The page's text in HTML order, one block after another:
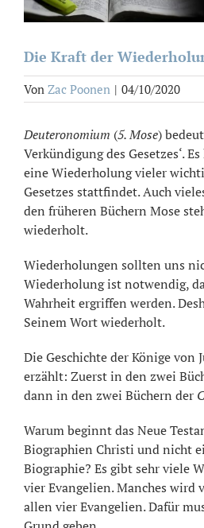
Die Kraft der
Von Zac Poonen | 04/10/2020
Deuteronomium (5. Mose)
Verkündigung des Gesetzes‘.
eine Wiederholung vieler
Gesetzes stattfindet. Auch
den früheren Büchern Mose
wiederholt.
Wiederholungen sollten uns
Wiederholung ist notwendig,
Wahrheit ergriffen werden.
Seinem Wort wiederholt.
Die Geschichte der Könige von
erzählt: Zuerst in den zwei
dann in den zwei Büchern der
Warum beginnt das Neue
Biographien Christi und nicht
Biographie? Es gibt sehr viele
vier Evangelien. Manches wird
allen vier Evangelien. Dafür